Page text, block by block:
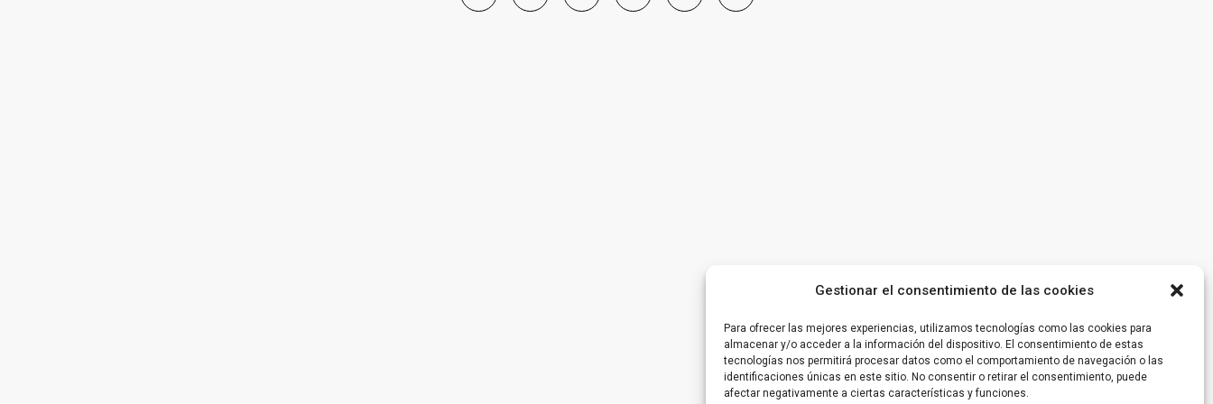
Gestionar el consentimiento de las cookies
Para ofrecer las mejores experiencias, utilizamos tecnologías como las cookies para
almacenar y/o acceder a la información del dispositivo. El consentimiento de estas
tecnologías nos permitirá procesar datos como el comportamiento de navegación o las
identificaciones únicas en este sitio. No consentir o retirar el consentimiento, puede
afectar negativamente a ciertas características y funciones.